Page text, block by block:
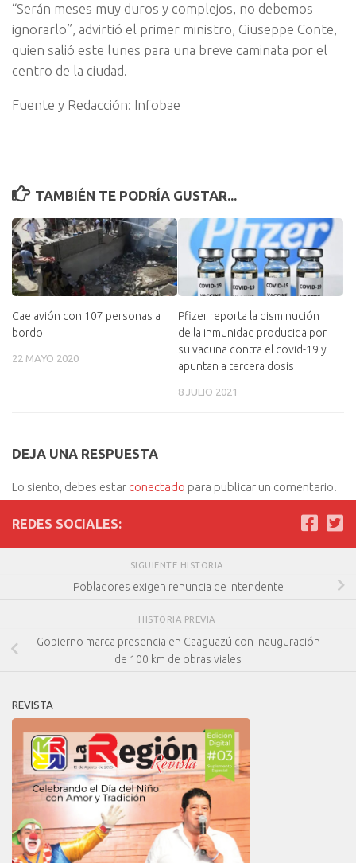
“Serán meses muy duros y complejos, no debemos
ignorarlo”, advirtió el primer ministro, Giuseppe Conte,
quien salió este lunes para una breve caminata por el
centro de la ciudad.
Fuente y Redacción: Infobae
TAMBIÉN TE PODRÍA GUSTAR...
Cae avión con 107 personas a
bordo
22 MAYO 2020
Pfizer reporta la disminución
de la inmunidad producida por
su vacuna contra el covid-19 y
apuntan a tercera dosis
8 JULIO 2021
DEJA UNA RESPUESTA
Lo siento, debes estar conectado para publicar un comentario.
REDES SOCIALES:
SIGUIENTE HISTORIA
Pobladores exigen renuncia de intendente
HISTORIA PREVIA
Gobierno marca presencia en Caaguazú con inauguración
de 100 km de obras viales
REVISTA